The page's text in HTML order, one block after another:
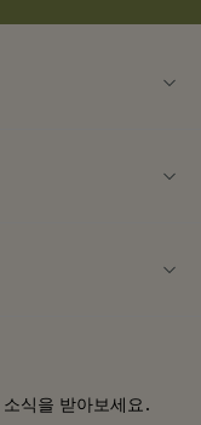
식을 받아보세요.